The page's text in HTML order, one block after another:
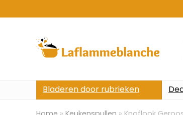
Bladeren door rubrieken